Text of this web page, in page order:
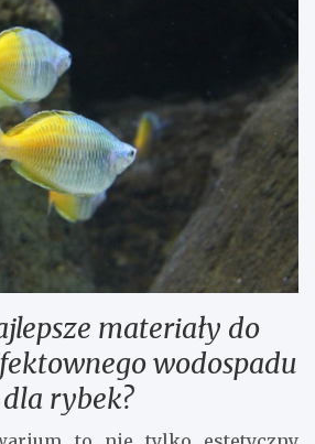
materiały do
wodospadu
dla rybek?